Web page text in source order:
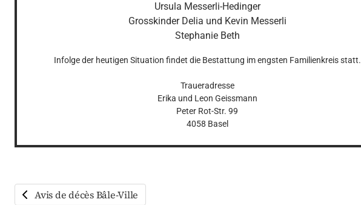
Ursula Messerli-Hedinger
Grosskinder Delia und Kevin Messerli
Stephanie Beth
Infolge der heutigen Situation findet die Bestattung im engsten Familienkreis statt.
Traueradresse
Erika und Leon Geissmann
Peter Rot-Str. 99
4058 Basel
Avis de décès Bâle-Ville